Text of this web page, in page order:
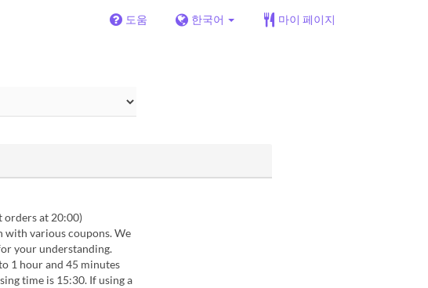
도움 한국어 마이 페이지
orders at 20:00)
with various coupons. We
your understanding.
1 hour and 45 minutes
time is 15:30. If using a